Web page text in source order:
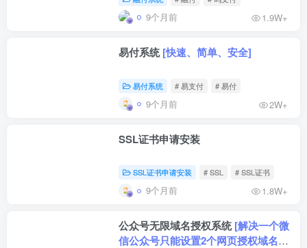
9个月前 1.9W+
易付系统[快速、简单、安全]
易付系统 # 易支付 # 易付
9个月前 2W+
SSL证书申请安装
SSL证书申请安装 # SSL # SSL证书
9个月前 1.8W+
公众号无限域名授权系统[解决一个微
信公众号只能设置2个网页授权域名的